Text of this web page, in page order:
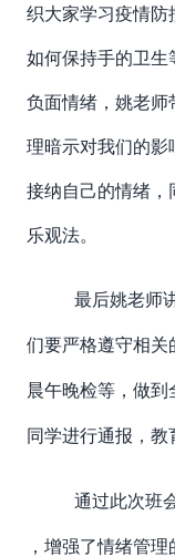
织大家学习疫情防
如何保持手的卫生
负面情绪，姚老师
理暗示对我们的影
接纳自己的情绪，
乐观法。
最后姚老师
们要严格遵守相关
晨午晚检等，做
同学进行通报，教
通过此次班
，增强了情绪管